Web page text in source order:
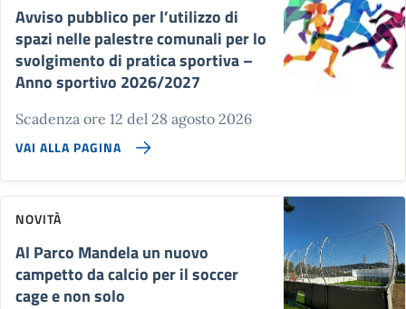
Avviso pubblico per l’utilizzo di
spazi nelle palestre comunali per lo
svolgimento di pratica sportiva –
Anno sportivo 2026/2027
Scadenza ore 12 del 28 agosto 2026
VAI ALLA PAGINA
NOVITÀ
Al Parco Mandela un nuovo
campetto da calcio per il soccer
cage e non solo